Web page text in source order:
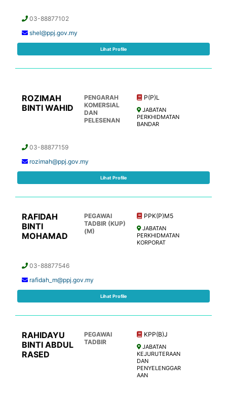
03-88877102
shel@ppj.gov.my
Lihat Profile
ROZIMAH
BINTI WAHID
PENGARAH
KOMERSIAL
DAN
PELESENAN
P(P)L
JABATAN
PERKHIDMATAN
BANDAR
03-88877159
rozimah@ppj.gov.my
Lihat Profile
RAFIDAH
BINTI
MOHAMAD
PEGAWAI
TADBIR (KUP)
(M)
PPK(P)M5
JABATAN
PERKHIDMATAN
KORPORAT
03-88877546
rafidah_m@ppj.gov.my
Lihat Profile
RAHIDAYU
BINTI ABDUL
RASED
PEGAWAI
TADBIR
KPP(B)J
JABATAN
KEJURUTERAAN
DAN
PENYELENGGAR
AAN